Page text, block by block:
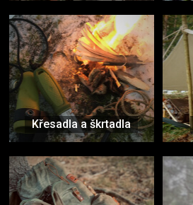
Křesadla a škrtadla